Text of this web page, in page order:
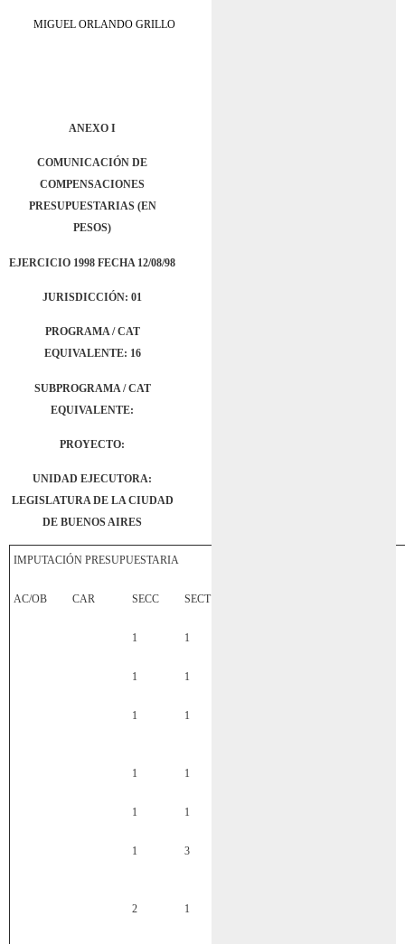
MIGUEL ORLANDO GRILLO
ANEXO I
COMUNICACIÓN DE
COMPENSACIONES
PRESUPUESTARIAS (EN
PESOS)
EJERCICIO 1998 FECHA 12/08/98
JURISDICCIÓN: 01
PROGRAMA / CAT
EQUIVALENTE: 16
SUBPROGRAMA / CAT
EQUIVALENTE:
PROYECTO:
UNIDAD EJECUTORA:
LEGISLATURA DE LA CIUDAD
DE BUENOS AIRES
IMPUTACIÓN PRESUPUESTARIA
AC/OB CAR SECC SECT
1 1
1 1
1 1
1 1
1 1
1 3
2 1